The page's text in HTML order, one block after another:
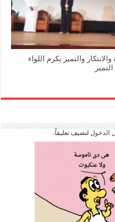
والتميز يكرم اللواء
الدخوللتضيف تعليقاً.